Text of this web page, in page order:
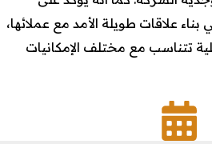
علاقات طويلة الأمد مع عملائها،
تتناسب مع مختلف الإمكانيات